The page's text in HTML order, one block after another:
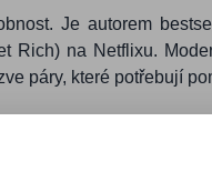
Je autorem
Rich) na Netflixu.
páry, které potřebují